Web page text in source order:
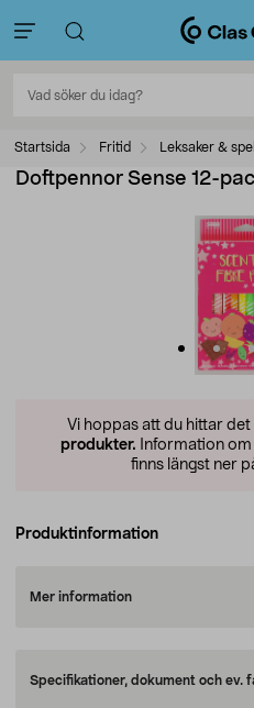
Startsida Fritid Leksaker & spel
Doftpennor Sense 12-
Vi hoppas att du hittar
produkter. Information
finns längst ner
Produktinformation
Mer information
Specifikationer, dokument och ev.